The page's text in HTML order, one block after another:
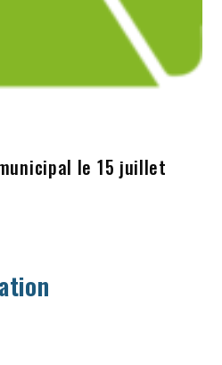
le 15 juillet